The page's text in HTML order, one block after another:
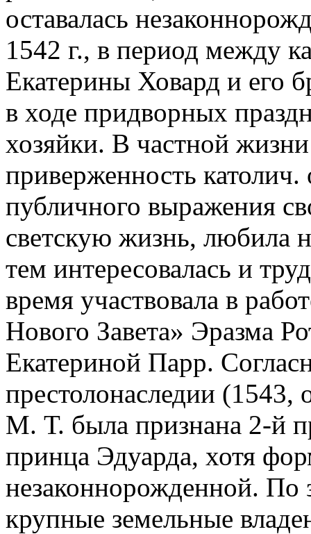
оставалась
1542 г., в период между
Екатерины Ховард и его
в ходе придворных
хозяйки. В частной
приверженность
публичного выражения
светскую жизнь, любила
тем интересовалась и
время участвовала в
Нового Завета» Эразма
Екатериной Парр.
престолонаследии (1543,
М. Т. была признана 2-й
принца Эдуарда, хотя
незаконнорожденной.
крупные земельные